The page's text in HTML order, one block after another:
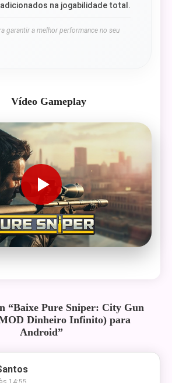
na jogabilidade total.
garantir a melhor performance no seu
Vídeo Gameplay
“Baixe Pure Sniper: City Gun
Dinheiro Infinito) para
Android”